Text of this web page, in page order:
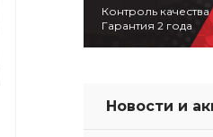
Контроль качества
Гарантия 2 года
Новости и